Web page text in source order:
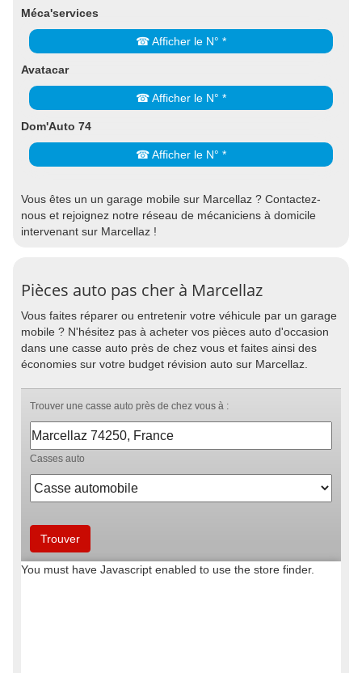
Méca'services
☎ Afficher le N° *
Avatacar
☎ Afficher le N° *
Dom'Auto 74
☎ Afficher le N° *
Vous êtes un un garage mobile sur Marcellaz ? Contactez-
nous et rejoignez notre réseau de mécaniciens à domicile
intervenant sur Marcellaz !
Pièces auto pas cher à Marcellaz
Vous faites réparer ou entretenir votre véhicule par un garage
mobile ? N'hésitez pas à acheter vos pièces auto d'occasion
dans une casse auto près de chez vous et faites ainsi des
économies sur votre budget révision auto sur Marcellaz.